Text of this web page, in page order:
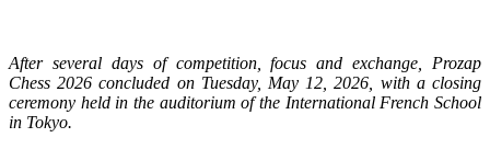
After several days of competition, focus and exchange, Prozap
Chess 2026 concluded on Tuesday, May 12, 2026, with a closing
ceremony held in the auditorium of the International French School
in Tokyo.